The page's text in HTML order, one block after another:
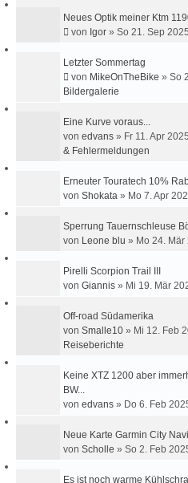
Neues Optik meiner Ktm
von Igor » So 21. Sep
Letzter Sommertag
von MikeOnTheBike » So
Bildergalerie
Eine Kurve voraus...
von edvans » Fr 11. Apr
& Fehlermeldungen
Erneuter Touratech 10%
von Shokata » Mo 7. Apr
Sperrung Tauernschleuse
von Leone blu » Mo 24.
Pirelli Scorpion Trail III
von Giannis » Mi 19. Mär
Off-road Südamerika
von Smalle10 » Mi 12. Feb
Reiseberichte
Keine XTZ 1200 aber
BW...
von edvans » Do 6. Feb
Neue Karte Garmin City
von Scholle » So 2. Feb
Es ist noch warme